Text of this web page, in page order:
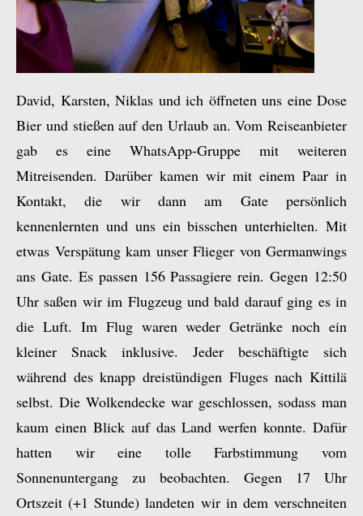
David, Karsten, Niklas und ich öffneten uns eine Dose
Bier und stießen auf den Urlaub an. Vom Reiseanbieter
gab es eine WhatsApp-Gruppe mit weiteren
Mitreisenden. Darüber kamen wir mit einem Paar in
Kontakt, die wir dann am Gate persönlich
kennenlernten und uns ein bisschen unterhielten. Mit
etwas Verspätung kam unser Flieger von Germanwings
ans Gate. Es passen 156 Passagiere rein. Gegen 12:50
Uhr saßen wir im Flugzeug und bald darauf ging es in
die Luft. Im Flug waren weder Getränke noch ein
kleiner Snack inklusive. Jeder beschäftigte sich
während des knapp dreistündigen Fluges nach Kittilä
selbst. Die Wolkendecke war geschlossen, sodass man
kaum einen Blick auf das Land werfen konnte. Dafür
hatten wir eine tolle Farbstimmung vom
Sonnenuntergang zu beobachten. Gegen 17 Uhr
Ortszeit (+1 Stunde) landeten wir in dem verschneiten